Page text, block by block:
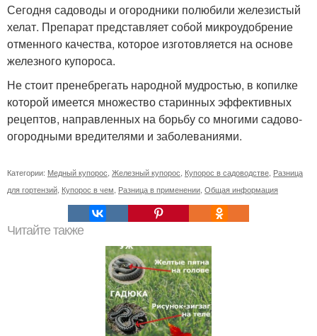
Сегодня садоводы и огородники полюбили железистый
хелат. Препарат представляет собой микроудобрение
отменного качества, которое изготовляется на основе
железного купороса.
Не стоит пренебрегать народной мудростью, в копилке
которой имеется множество старинных эффективных
рецептов, направленных на борьбу со многими садово-
огородными вредителями и заболеваниями.
Категории: Медный купорос Железный купорос Купорос в садоводстве Разница
для гортензий Купорос в чем Разница в применении Общая информация
Читайте также